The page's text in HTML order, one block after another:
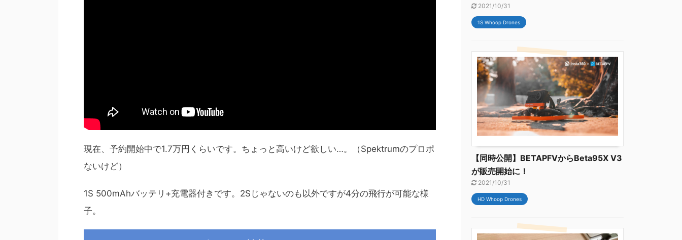
現在、予約開始中で1.7万円くらいです。ちょっと高いけど欲しい…。（Spektrumのプロポ
ないけど）
1S 500mAhバッテリ+充電器付きです。2Sじゃないのも以外ですが4分の飛行が可能な様
子。
2021/10/31
1S Whoop Drones
【同時公開】BETAPFVからBeta95X V3
が販売開始に！
2021/10/31
HD Whoop Drones